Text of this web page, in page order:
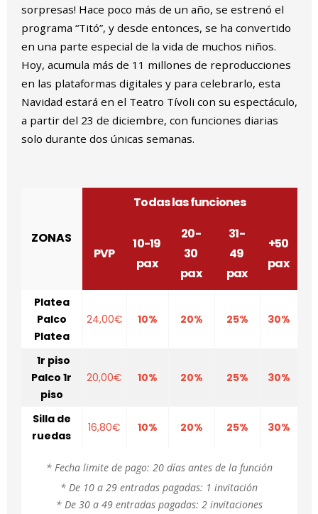
sorpresas! Hace poco más de un año, se estrenó el
programa “Titó”, y desde entonces, se ha convertido
en una parte especial de la vida de muchos niños.
Hoy, acumula más de 11 millones de reproducciones
en las plataformas digitales y para celebrarlo, esta
Navidad estará en el Teatro Tívoli con su espectáculo,
a partir del 23 de diciembre, con funciones diarias
solo durante dos únicas semanas.
ZONAS
Todas las funciones
PVP
10-19
pax
20-
30
pax
31-
49
pax
+50
pax
Platea
Palco
Platea
24,00€ 10% 20% 25% 30%
1r piso
Palco 1r
piso
20,00€ 10% 20% 25% 30%
Silla de
ruedas
16,80€ 10% 20% 25% 30%
* Fecha limite de pago: 20 días antes de la función
* De 10 a 29 entradas pagadas: 1 invitación
* De 30 a 49 entradas pagadas: 2 invitaciones